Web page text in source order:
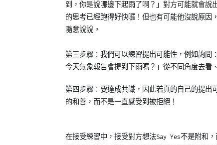
到，你是說哪邊下起雨了啊？」對方可能就會說
的思考已經跑得好快囉！但也有可能他沒說原因
隨意說說。
第三步驟：我們可以練習提出可能性，例如詢問
今天氣象報告會提到下雨嗎？」從不同角度去看
第四步驟：要達成共識，因此若真的自己的提出
的和善，而不是一直感受到被拒絕！
在接受練習中，接受對方想法Say Yes不是附和